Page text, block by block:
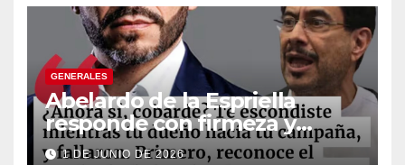
GENERALES
Abelardo de la Espriella
responde con firmeza y
fortalece su imagen de
1 DE JUNIO DE 2026